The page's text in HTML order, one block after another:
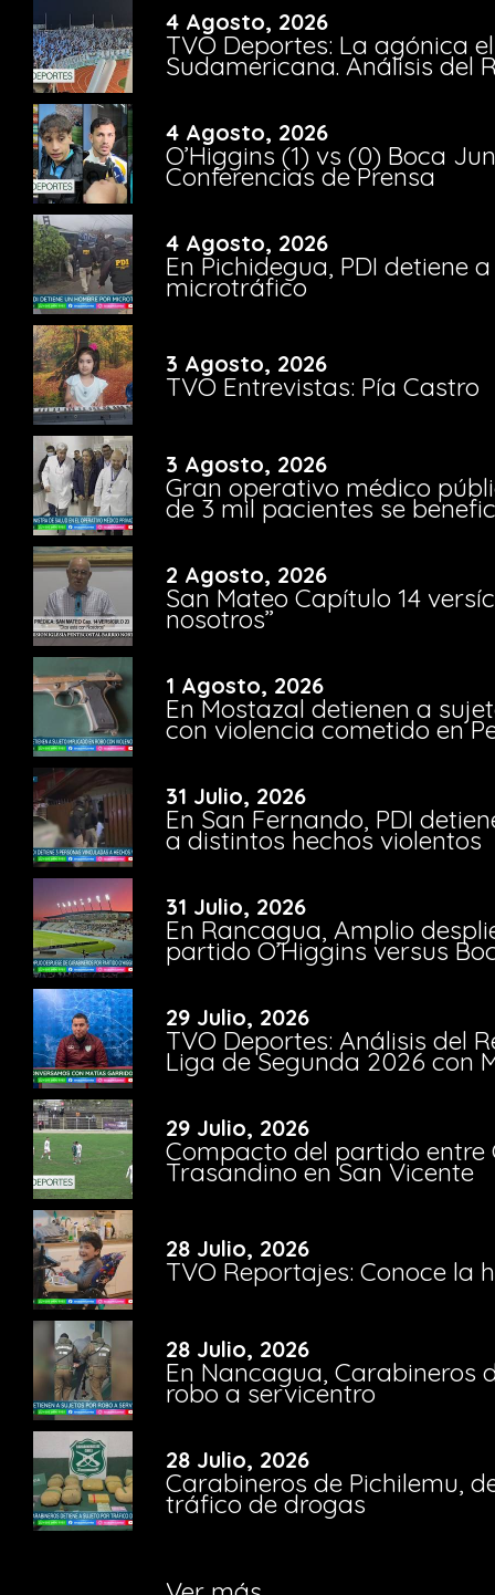
4 Agosto, 2026
TVO Deportes: La agónica
Sudamericana. Análisis del
4 Agosto, 2026
O’Higgins (1) vs (0) Boca
Conferencias de Prensa
4 Agosto, 2026
En Pichidegua, PDI detiene
microtráfico
3 Agosto, 2026
TVO Entrevistas: Pía Castro
3 Agosto, 2026
Gran operativo médico
de 3 mil pacientes se
2 Agosto, 2026
San Mateo Capítulo 14
nosotros”
1 Agosto, 2026
En Mostazal detienen a
con violencia cometido en
31 Julio, 2026
En San Fernando, PDI
a distintos hechos violentos
31 Julio, 2026
En Rancagua, Amplio
partido O’Higgins versus
29 Julio, 2026
TVO Deportes: Análisis del
Liga de Segunda 2026 con
29 Julio, 2026
Compacto del partido entre
Trasandino en San Vicente
28 Julio, 2026
TVO Reportajes: Conoce la
28 Julio, 2026
En Nancagua, Carabineros
robo a servicentro
28 Julio, 2026
Carabineros de Pichilemu,
tráfico de drogas